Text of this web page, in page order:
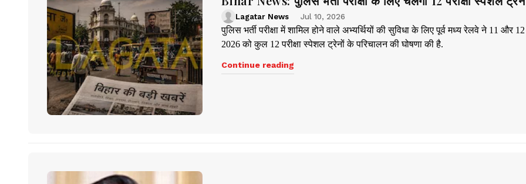
Lagatar News Jul 10, 2026
पुलिस भर्ती परीक्षा में शामिल होने वाले अभ्यर्थियों की सुविधा के लिए पूर्व मध्य रेलवे ने 11 और
2026 को कुल 12 परीक्षा स्पेशल ट्रेनों के परिचालन की घोषणा की है.
Continue reading